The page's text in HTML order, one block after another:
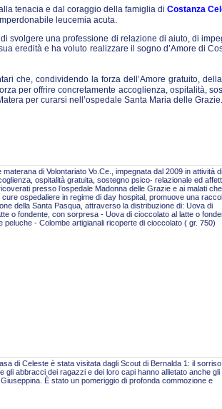
tenacia e dal coraggio della famiglia di Costanza
leucemia acuta.
svolgere una professione di relazione di aiuto, di
eredità e ha voluto realizzare il sogno d’Amore di
che, condividendo la forza dell’Amore gratuito,
per offrire concretamente accoglienza, ospitalità,
per curarsi nell’ospedale Santa Maria delle Grazie.
materana di Volontariato Vo.Ce., impegnata dal 2009 in attività di
ospitalità gratuita, sostegno psico- relazionale ed
presso l’ospedale Madonna delle Grazie e ai malati che
ospedaliere in regime di day hospital, promuove una
della Santa Pasqua, attraverso la distribuzione di: Uova di
o fondente, con sorpresa - Uova di cioccolato al latte o
peluche - Colombe artigianali ricoperte di cioccolato ( gr. 750)
di Celeste è stata visitata dagli Scout di Bernalda 1: il
gli abbracci dei ragazzi e dei loro capi hanno allietato anche gli
È stato un pomeriggio di profonda commozione e